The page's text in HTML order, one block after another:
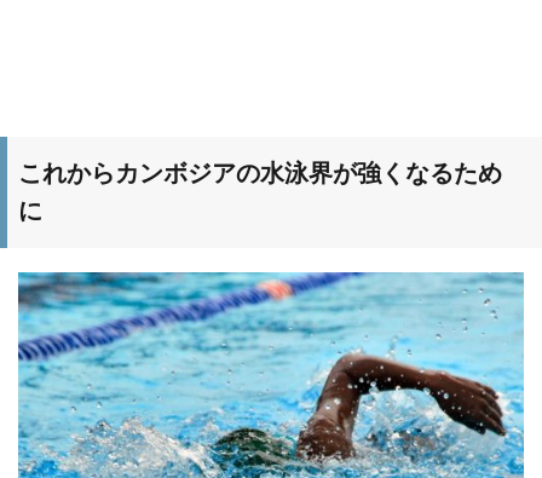
これからカンボジアの水泳界が強くなるため
に